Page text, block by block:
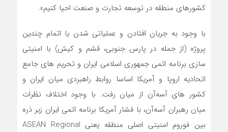
کشورهای منطقه در توسعه تجارت و صنعت احیا کنیم».
با وجود به جریان افتادن و عملیاتی شدن یا اتمام چندین
پروژه (از جمله در پارس جنوبی، قشم و کیش) با امنیتی
سازی برنامه اتمی جمهوری اسلامی ایران و تحریم های جامع
اتحادیه اروپا و آمریکا اساسا روابط راهبردی میان ایران و
کشور های آسه‌آن از میان رفت. با وجود اختلاف نظرات
میان رهبران آسه‌آن، با فشار آمریکا برنامه اتمی ایران زیر ذره
بین فوروم امنیتی اصلی منطقه یعنی ASEAN Regional